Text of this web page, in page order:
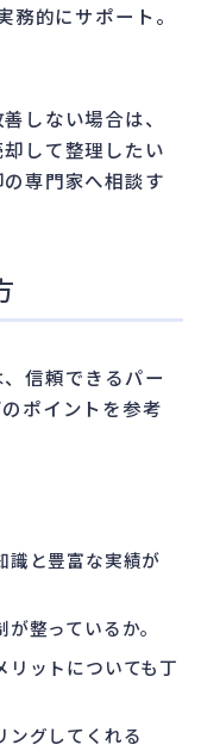
務的にサポート。
しない場合は、
して整理したい
専門家へ相談す
信頼できるパー
ポイントを参考
識と豊富な実績が
整っているか。
リットについても丁
ングしてくれる